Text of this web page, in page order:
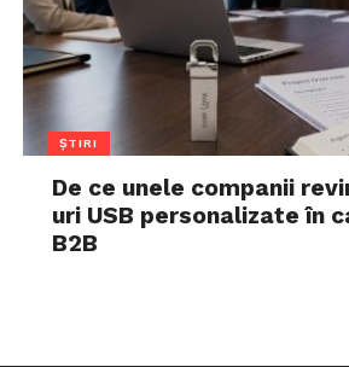
ȘTIRI
De ce unele companii
uri USB personalizate în
B2B